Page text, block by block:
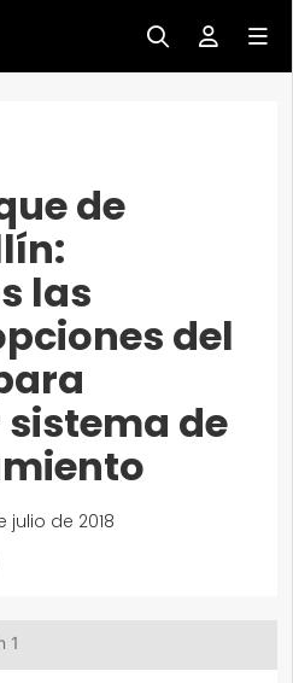
de
las
del
de
julio de 2018
1